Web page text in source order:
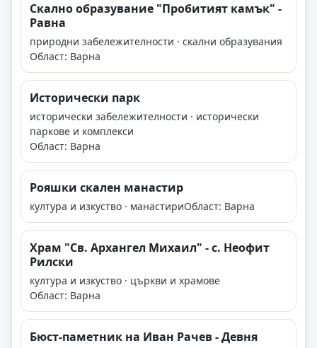
Скално образувание "Пробитият камък" -
Равна
природни забележителности · скални образувания
Област: Варна
Исторически парк
исторически забележителности · исторически
паркове и комплекси
Област: Варна
Рояшки скален манастир
култура и изкуство · манастириОбласт: Варна
Храм "Св. Архангел Михаил" - с. Неофит
Рилски
култура и изкуство · църкви и храмове
Област: Варна
Бюст-паметник на Иван Рачев - Девня